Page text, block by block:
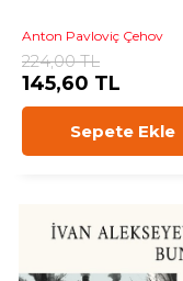
Anton Pavloviç Çehov
224,00 TL
145,60 TL
Sepete Ekle